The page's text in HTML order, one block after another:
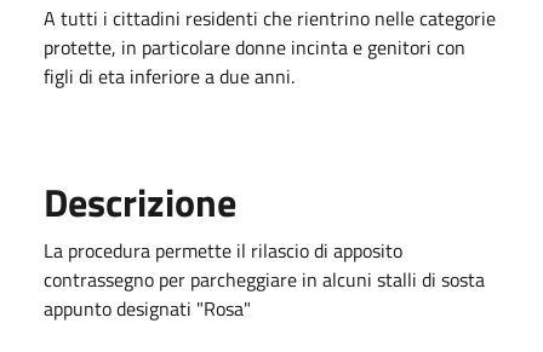
A tutti i cittadini residenti che rientrino nelle categorie
protette, in particolare donne incinta e genitori con
figli di eta inferiore a due anni.
Descrizione
La procedura permette il rilascio di apposito
contrassegno per parcheggiare in alcuni stalli di sosta
appunto designati "Rosa"